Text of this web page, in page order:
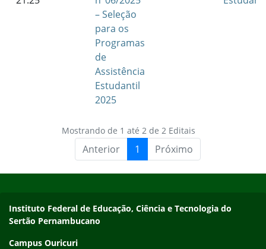
– Seleção
para os
Programas
de
Assistência
Estudantil
2025
Mostrando de 1 até 2 de 2 Editais
Anterior 1
Próximo
Endereço
Instituto Federal de Educação, Ciência e Tecnologia do
Sertão Pernambucano
Campus Ouricuri